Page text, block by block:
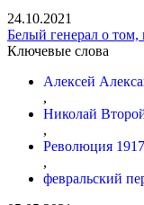
24.10.2021
Белый генерал о том,
Ключевые слова
Алексей
,
Николай
,
Революция
,
февральский